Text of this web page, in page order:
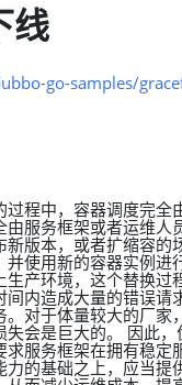
线
go-samples/
过程中，容器调度完全
由服务框架或者运维人
新版本，或者扩缩容的
并使用新的容器实例进
生产环境，这个替换过
间内造成大量的错误请
。对于体量较大的厂家
失会是巨大的。 因此
求服务框架在拥有稳定
力的基础之上，应当提